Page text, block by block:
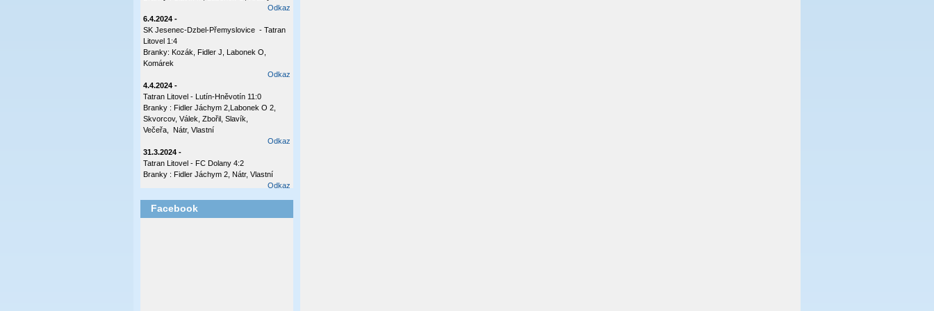
Odkaz
6.4.2024 -
SK Jesenec-Dzbel-Přemyslovice - Tatran
Litovel 1:4
Branky: Kozák, Fidler J, Labonek O,
Komárek
Odkaz
4.4.2024 -
Tatran Litovel - Lutín-Hněvotín 11:0
Branky : Fidler Jáchym 2,Labonek O 2,
Skvorcov, Válek, Zbořil, Slavík,
Večeřa, Nátr, Vlastní
Odkaz
31.3.2024 -
Tatran Litovel - FC Dolany 4:2
Branky : Fidler Jáchym 2, Nátr, Vlastní
Odkaz
Tatran Litovel - Plumlov 3:0
Branky: Labonek O 2 , Válek
Facebook